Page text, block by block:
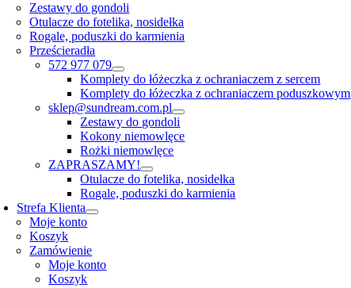
Zestawy do gondoli
Otulacze do fotelika, nosidełka
Rogale, poduszki do karmienia
Prześcieradła
572 977 079
Komplety do łóżeczka z ochraniaczem z sercem
Komplety do łóżeczka z ochraniaczem poduszkowym
sklep@sundream.com.pl
Zestawy do gondoli
Kokony niemowlęce
Rożki niemowlęce
ZAPRASZAMY!
Otulacze do fotelika, nosidełka
Rogale, poduszki do karmienia
Strefa Klienta
Moje konto
Koszyk
Zamówienie
Moje konto
Koszyk